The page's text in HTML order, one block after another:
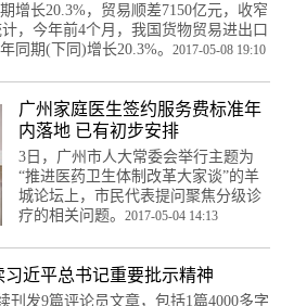
增长20.3%，贸易顺差7150亿元，收窄
今年前4个月，我国货物贸易进出口
同期(下同)增长20.3%。 2017-05-08 19:10
广州家庭医生签约服务费标准年
内落地 已有初步安排
3日，广州市人大常委会举行主题为
“推进医药卫生体制改革大家谈”的羊
城论坛上，市民代表提问聚焦分级诊
疗的相关问题。 2017-05-04 14:13
近平总书记重要批示精神
刊发9篇评论员文章，包括1篇4000多字